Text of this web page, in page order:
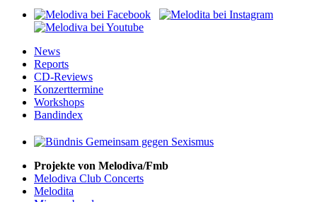
News
Reports
CD-Reviews
Konzerttermine
Workshops
Bandindex
Projekte von Melodiva/Fmb
Melodiva Club Concerts
Melodita